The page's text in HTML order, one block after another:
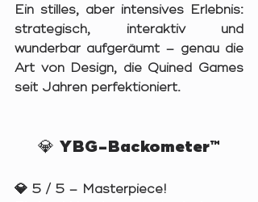
Ein stilles, aber intensives Erlebnis:
strategisch, interaktiv und
wunderbar aufgeräumt – genau die
Art von Design, die Quined Games
seit Jahren perfektioniert.
💎 YBG-Backometer™
💎 5 / 5 – Masterpiece!